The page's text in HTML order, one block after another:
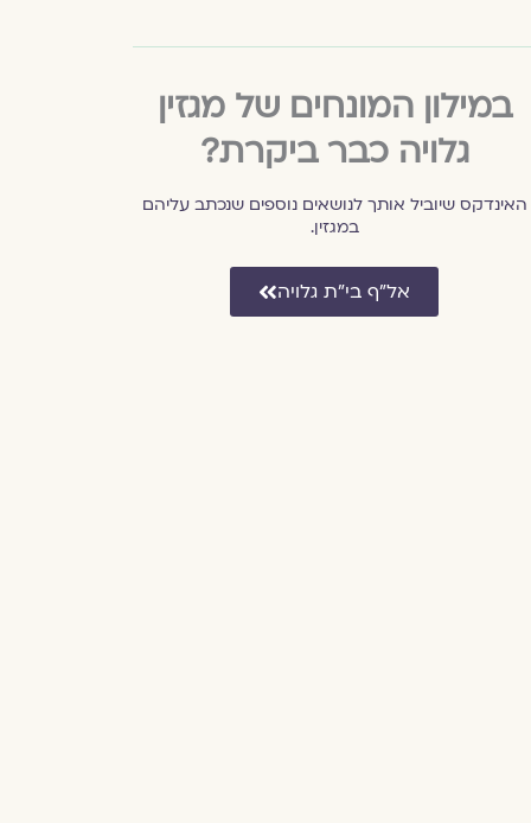
במילון המונחים של מגזין
גלויה כבר ביקרת?
האינדקס שיוביל אותך לנושאים נוספים שנכתב עליהם
במגזין.
אל״ף בי״ת גלויה